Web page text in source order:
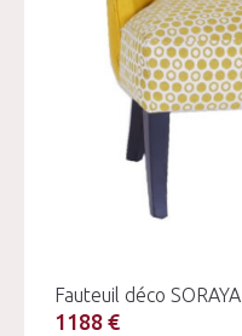
Fauteuil déco SORAYA
1188 €